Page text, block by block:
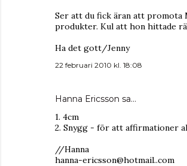
Ser att du fick äran att promota
produkter. Kul att hon hittade
Ha det gott/Jenny
22 februari 2010 kl. 18:08
Hanna Ericsson sa…
1. 4cm
2. Snygg - för att affirmationer
//Hanna
hanna-ericsson@hotmail..com